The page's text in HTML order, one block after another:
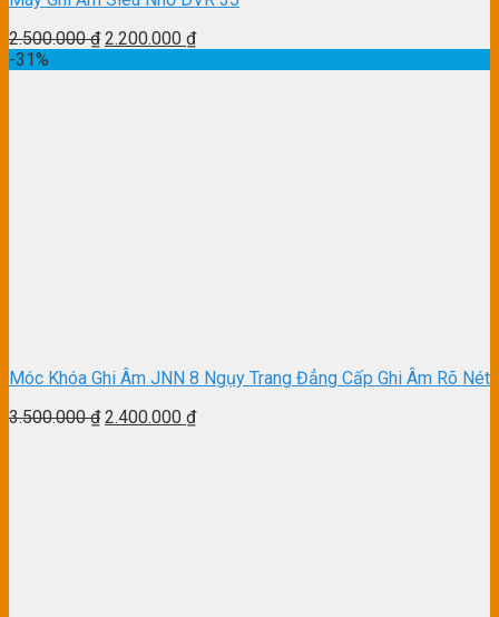
2.500.000₫ 2.200.000 ₫
-31%
Móc Khóa Ghi Âm JNN 8 Ngụy Trang Đẳng Cấp Ghi Âm Rõ Nét
3.500.000₫ 2.400.000 ₫